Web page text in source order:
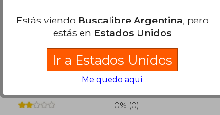
¿Leíste este libro? Inicia sesiónpara poder
agregar tu propia evaluación.
81% (25)
16% (5)
0% (0)
Estás viendo Buscalibre Argentina, pero
estás en Estados Unidos
Ir a Estados Unidos
Me quedo aquí